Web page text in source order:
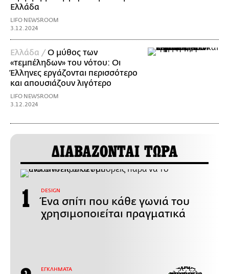
Ελλάδα
LIFO NEWSROOM
3.12.2024
Ελλάδα / Ο μύθος των
«τεμπέληδων» του νότου: Οι
Έλληνες εργάζονται περισσότερο
και απουσιάζουν λιγότερο
LIFO NEWSROOM
3.12.2024
ΔΙΑΒΑΖΟΝΤΑΙ ΤΩΡΑ
DESIGN
Ένα σπίτι που κάθε γωνιά του
χρησιμοποιείται πραγματικά
ΕΓΚΛΗΜΑΤΑ